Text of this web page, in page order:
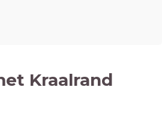
Kraalrand